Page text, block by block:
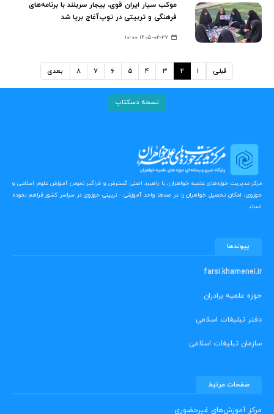
موکب سیار ایران قوی، بیجار سربلند با برنامه‌های
فرهنگی و تربیتی در توپ‌آغاج برپا شد
۱۴۰۵-۰۲-۲۷ ۱۰:۰۰
قبلی ۱ ۲ ۳ ۴ ۵ ۶ ۷ ۸ بعدی
نسخه دسکتاپ
مرکز مدیریت حوزه‌های علمیه خواهران، با راهبرد اصلی گسترش و فراگیر نمودن آموزش علوم اسلامی و
حوزوی، امکان تحصیل خواهران را در صدها واحد آموزشی - تربیتی حوزوی در سراسر کشور فراهم نموده
است.
پیوندها
farsi.khamenei.ir
حوزه علمیه برادران
دفتر تبلیغات اسلامی
سازمان تبلیغات اسلامی
صفحات مرتبط
مرکز آموزش‌های غیرحضوری